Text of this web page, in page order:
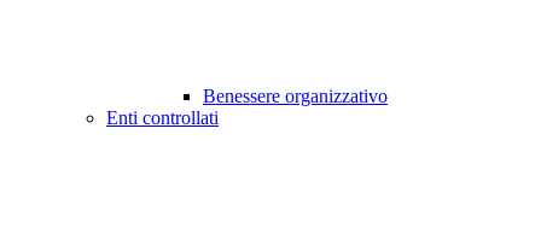
Benessere organizzativo
Enti controllati